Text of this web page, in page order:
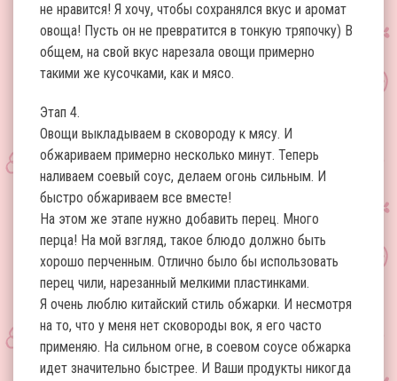
не нравится! Я хочу, чтобы сохранялся вкус и аромат
овоща! Пусть он не превратится в тонкую тряпочку) В
общем, на свой вкус нарезала овощи примерно
такими же кусочками, как и мясо.
Этап 4.
Овощи выкладываем в сковороду к мясу. И
обжариваем примерно несколько минут. Теперь
наливаем соевый соус, делаем огонь сильным. И
быстро обжариваем все вместе!
На этом же этапе нужно добавить перец. Много
перца! На мой взгляд, такое блюдо должно быть
хорошо перченным. Отлично было бы использовать
перец чили, нарезанный мелкими пластинками.
Я очень люблю китайский стиль обжарки. И несмотря
на то, что у меня нет сковороды вок, я его часто
применяю. На сильном огне, в соевом соусе обжарка
идет значительно быстрее. И Ваши продукты никогда